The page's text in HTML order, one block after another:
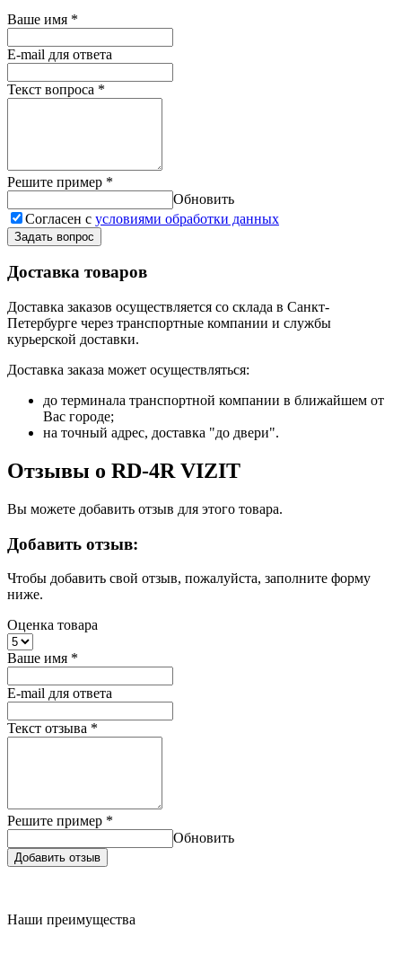
Ваше имя *
E-mail для ответа
Текст вопроса *
Решите пример *
Обновить
Согласен с условиями обработки данных
Задать вопрос
Доставка товаров
Доставка заказов осуществляется со склада в Санкт-
Петербурге через транспортные компании и службы
курьерской доставки.
Доставка заказа может осуществляться:
до терминала транспортной компании в ближайшем от
Вас городе;
на точный адрес, доставка "до двери".
Отзывы о RD-4R VIZIT
Вы можете добавить отзыв для этого товара.
Добавить отзыв:
Чтобы добавить свой отзыв, пожалуйста, заполните форму
ниже.
Оценка товара
Ваше имя *
E-mail для ответа
Текст отзыва *
Решите пример *
Обновить
Добавить отзыв
Наши преимущества